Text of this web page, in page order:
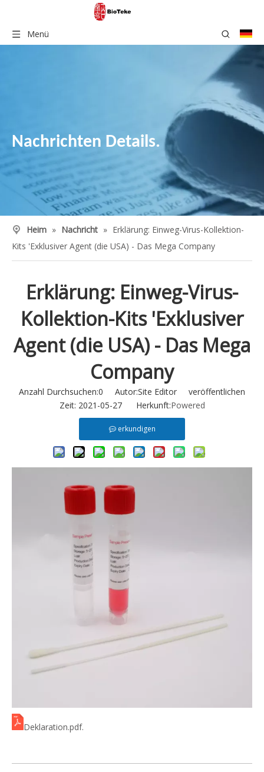
Menü
Nachrichten Details.
Heim » Nachricht » Erklärung: Einweg-Virus-Kollektion-
Kits 'Exklusiver Agent (die USA) - Das Mega Company
Erklärung: Einweg-Virus-
Kollektion-Kits 'Exklusiver
Agent (die USA) - Das Mega
Company
Anzahl Durchsuchen:0 Autor:Site Editor veröffentlichen
Zeit: 2021-05-27 Herkunft:Powered
erkundigen
Deklaration.pdf.